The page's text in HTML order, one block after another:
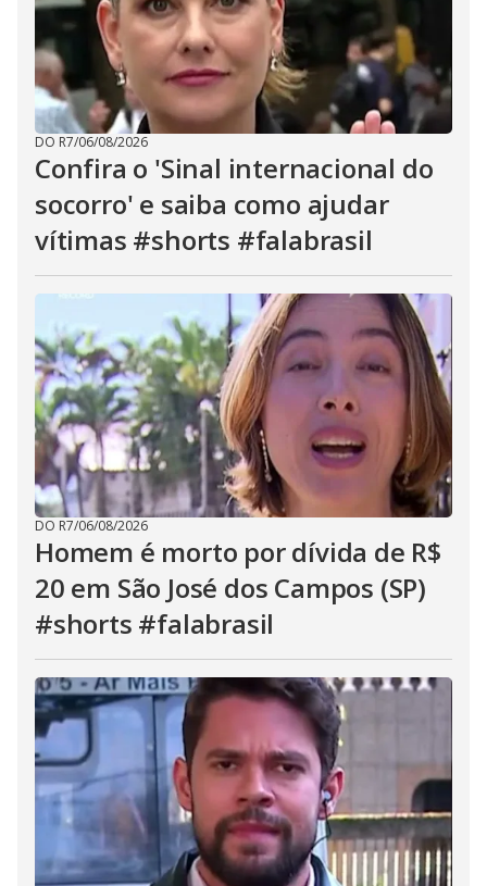
DO R7/06/08/2026
Confira o 'Sinal internacional do
socorro' e saiba como ajudar
vítimas #shorts #falabrasil
DO R7/06/08/2026
Homem é morto por dívida de R$
20 em São José dos Campos (SP)
#shorts #falabrasil